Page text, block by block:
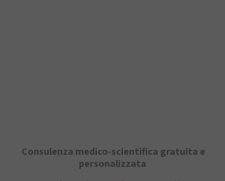
Consulenza medico-scientifica gratuita e
personalizzata